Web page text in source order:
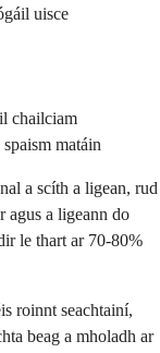
uisce
chailciam
matáin
a scíth a ligean, rud
agus a ligeann do
le thart ar 70-80%
roinnt seachtainí,
beag a mholadh ar